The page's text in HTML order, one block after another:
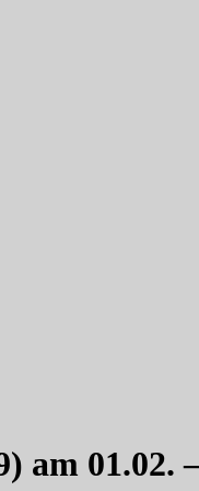
am 01.02.